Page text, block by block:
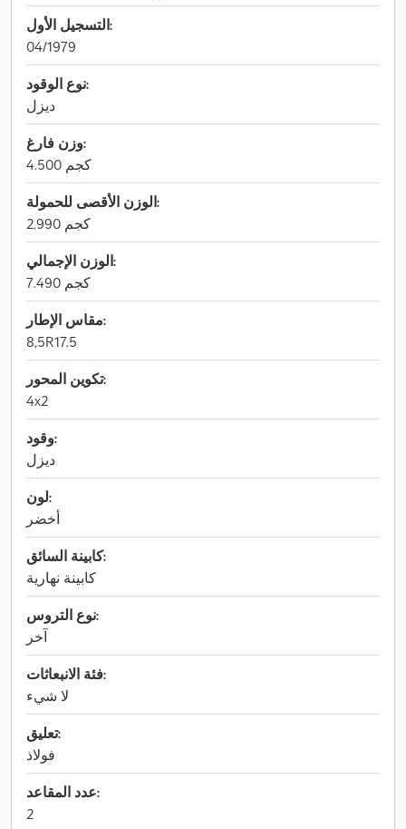
التسجيل الأول:
04/1979
نوع الوقود:
ديزل
وزن فارغ:
4.500 كجم
الوزن الأقصى للحمولة:
2.990 كجم
الوزن الإجمالي:
7.490 كجم
مقاس الإطار:
8,5R17.5
تكوين المحور:
4x2
وقود:
ديزل
لون:
أخضر
كابينة السائق:
كابينة نهارية
نوع التروس:
آخر
فئة الانبعاثات:
لا شيء
تعليق:
فولاذ
عدد المقاعد:
2